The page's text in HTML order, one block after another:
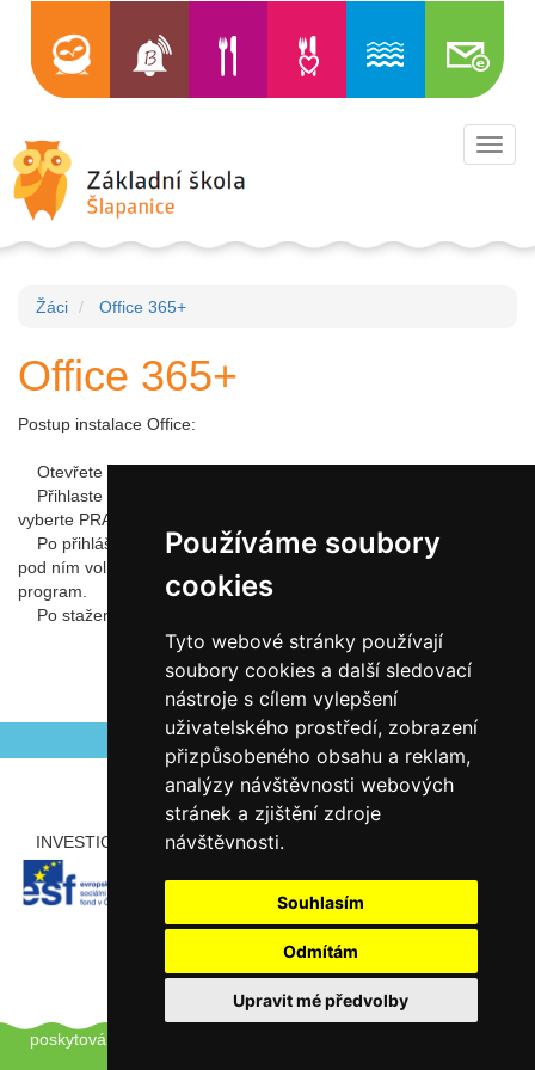
Používáme soubory
cookies
Tyto webové stránky používají
soubory cookies a další sledovací
nástroje s cílem vylepšení
uživatelského prostředí, zobrazení
přizpůsobeného obsahu a reklam,
analýzy návštěvnosti webových
stránek a zjištění zdroje
návštěvnosti.
Souhlasím
Odmítám
Upravit mé předvolby
Žáci Office 365+
Office 365+
Postup instalace Office:
Otevřete stránku:
Přihlaste se účtem který máte k MS Teams - je to stejný účet -
vyberte PRACOVNÍ účet
Po přihlášení je vpravo nahoře tlačítko "Nainstalujte si Office a
pod ním volba Aplikace Office 365 - klikněte a stáněte instalační
program.
Po stažení si nainstalujte MS Office na počítač.
Autor Antonín Šerý
INVESTICE ROZVOJE DO VZDĚLÁVÁNÍ
Copyright © 2012 - 2026 ZŠ Šlapanice, Tento web používá k
poskytování služeb a analýze návštěvnosti soubory cookie.